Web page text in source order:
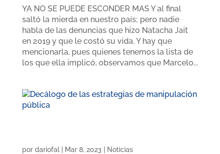
YA NO SE PUEDE ESCONDER MAS Y al final
saltó la mierda en nuestro país; pero nadie
habla de las denuncias que hizo Natacha Jait
en 2019 y que le costó su vida. Y hay que
mencionarla, pues quienes tenemos la lista de
los que ella implicó, observamos que Marcelo...
por dariofal| Mar 8, 2023 Noticias